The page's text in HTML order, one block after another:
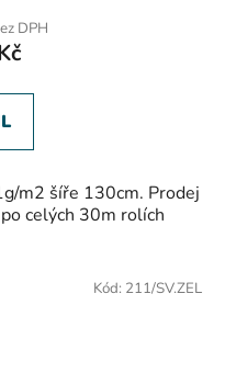
DPH
m2 šíře 130cm. Prodej
celých 30m rolích
Kód: 211/SV.ZEL